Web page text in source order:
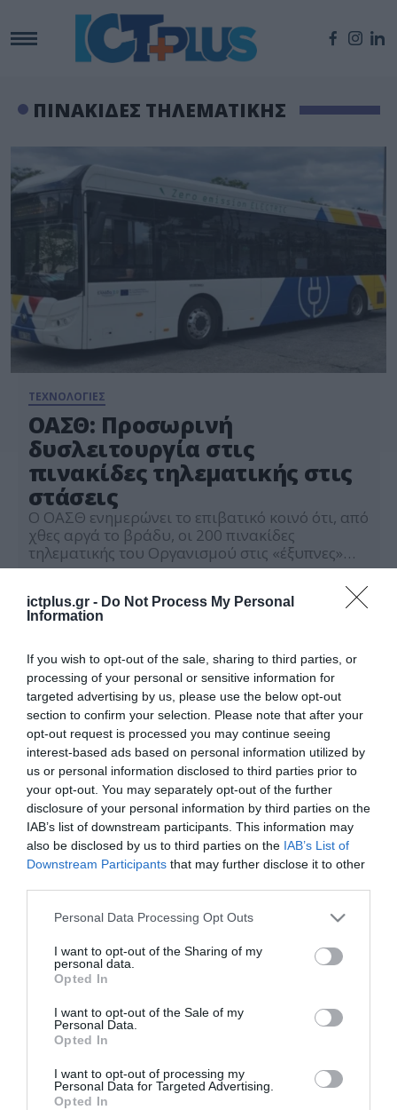
ictplus.gr - Do Not Process My Personal
Information
If you wish to opt-out of the sale, sharing to third parties, or
processing of your personal or sensitive information for
targeted advertising by us, please use the below opt-out
section to confirm your selection. Please note that after your
opt-out request is processed you may continue seeing
interest-based ads based on personal information utilized by
us or personal information disclosed to third parties prior to
your opt-out. You may separately opt-out of the further
disclosure of your personal information by third parties on the
IAB’s list of downstream participants. This information may
also be disclosed by us to third parties on the IAB’s List of
Downstream Participants that may further disclose it to other
Please note that this website/app uses one or more Google
not limited to your visit or usage behaviour. You may click to
grant or deny consent to Google and its third-party tags to
use your data for below specified purposes in below Google
consent section.
Personal Data Processing Opt Outs
I want to opt-out of the Sharing of my
personal data.
Opted In
I want to opt-out of the Sale of my
Personal Data.
Opted In
I want to opt-out of processing my
Personal Data for Targeted Advertising.
Opted In
ΠΙΝΑΚΙΔΕΣ ΤΗΛΕΜΑΤΙΚΗΣ
ΤΕΧΝΟΛΟΓΙΕΣ
ΟΑΣΘ: Προσωρινή
δυσλειτουργία στις
πινακίδες τηλεματικής στις
στάσεις
Ο ΟΑΣΘ ενημερώνει το επιβατικό κοινό ότι, από
χθες αργά το βράδυ, οι 200 πινακίδες
τηλεματικής του Οργανισμού στις «έξυπνες»
στάσεις, βρίσκονται προσωρινά εκτός
λειτουργίας και δεν παρέχουν ενημέρωση για
τους χρόνους άφιξης των λεωφορείων. Η
δυσλειτουργία αυτή οφείλεται στον πάροχο
παρέχεται η υπηρεσία. Ο Οργανισμός έχει
απευθυνθεί στη συγκεκριμένη […]